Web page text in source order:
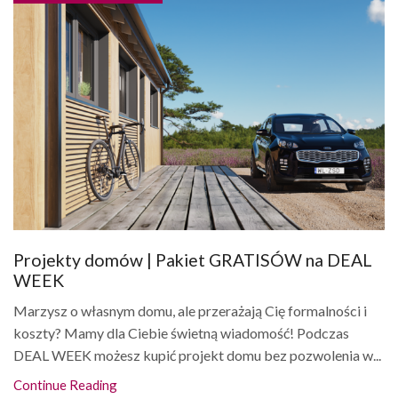
Projekty domów | Pakiet GRATISÓW na DEAL
WEEK
Marzysz o własnym domu, ale przerażają Cię formalności i
koszty? Mamy dla Ciebie świetną wiadomość! Podczas
DEAL WEEK możesz kupić projekt domu bez pozwolenia w...
Continue Reading